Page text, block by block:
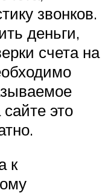
звонков.
деньги,
счета на
это
к